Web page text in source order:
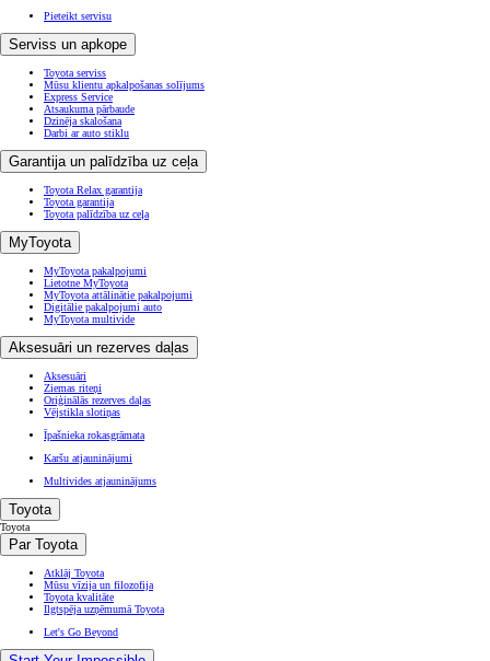
Pieteikt servisu
Serviss un apkope
Toyota serviss
Mūsu klientu apkalpošanas solījums
Express Service
Atsaukuma pārbaude
Dzinēja skalošana
Darbi ar auto stiklu
Garantija un palīdzība uz ceļa
Toyota Relax garantija
Toyota garantija
Toyota palīdzība uz ceļa
MyToyota
MyToyota pakalpojumi
Lietotne MyToyota
MyToyota attālinātie pakalpojumi
Digitālie pakalpojumi auto
MyToyota multivide
Aksesuāri un rezerves daļas
Aksesuāri
Ziemas riteņi
Oriģinālās rezerves daļas
Vējstikla slotiņas
Īpašnieka rokasgrāmata
Karšu atjauninājumi
Multivides atjauninājums
Toyota
Toyota
Par Toyota
Atklāj Toyota
Mūsu vīzija un filozofija
Toyota kvalitāte
Ilgtspēja uzņēmumā Toyota
Let's Go Beyond